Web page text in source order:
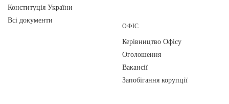
Конституція України
Всі документи
ОФІС
Керівництво Офісу
Оголошення
Вакансії
Запобігання корупції